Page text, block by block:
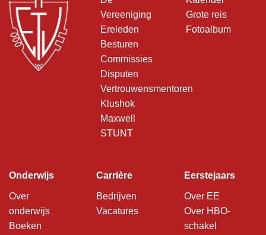
Vereeniging
Ereleden
Besturen
Commissies
Disputen
Vertrouwensmentoren
Klushok
Maxwell
STUNT
Grote reis
Fotoalbum
Onderwijs
Over
onderwijs
Boeken
Carrière
Bedrijven
Vacatures
Eerstejaars
Over EE
Over HBO-
schakel